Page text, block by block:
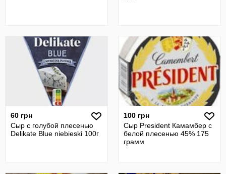
60 грн
Сыр с голубой плесенью
Delikate Blue niebieski 100г
100 грн
Сыр President Камамбер с
белой плесенью 45% 175
грамм